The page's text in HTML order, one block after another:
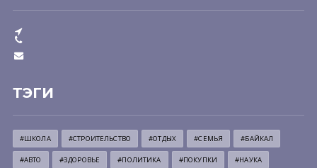
ТЭГИ
#ШКОЛА #СТРОИТЕЛЬСТВО #ОТДЫХ #СЕМЬЯ #БАЙКАЛ
#АВТО #ЗДОРОВЬЕ #ПОЛИТИКА #ПОКУПКИ #НАУКА